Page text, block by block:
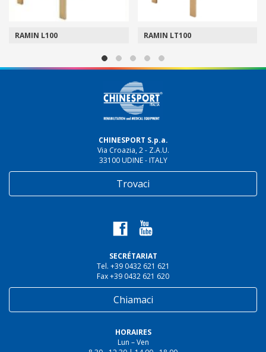
RAMIN LT100 RAMIN BASIC 1
CHINESPORT S.p.a.
Via Croazia, 2 - Z.A.U.
33100 UDINE - ITALY
Trovaci
SECRÉTARIAT
Tel. +39 0432 621 621
Fax +39 0432 621 620
Chiamaci
HORAIRES
Lun – Ven